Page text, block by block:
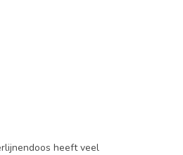
heeft veel